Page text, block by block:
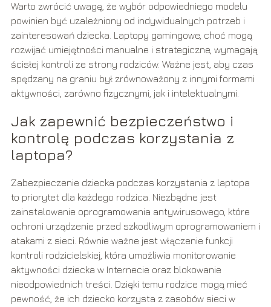
Warto zwrócić uwagę, że wybór odpowiedniego modelu
powinien być uzależniony od indywidualnych potrzeb i
zainteresowań dziecka. Laptopy gamingowe, choć mogą
rozwijać umiejętności manualne i strategiczne, wymagają
ścisłej kontroli ze strony rodziców. Ważne jest, aby czas
spędzany na graniu był zrównoważony z innymi formami
aktywności, zarówno fizycznymi, jak i intelektualnymi.
Jak zapewnić bezpieczeństwo i
kontrolę podczas korzystania z
laptopa?
Zabezpieczenie dziecka podczas korzystania z laptopa
to priorytet dla każdego rodzica. Niezbędne jest
zainstalowanie oprogramowania antywirusowego, które
ochroni urządzenie przed szkodliwym oprogramowaniem i
atakami z sieci. Równie ważne jest włączenie funkcji
kontroli rodzicielskiej, która umożliwia monitorowanie
aktywności dziecka w Internecie oraz blokowanie
nieodpowiednich treści. Dzięki temu rodzice mogą mieć
pewność, że ich dziecko korzysta z zasobów sieci w